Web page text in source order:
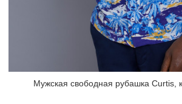
Мужская свободная рубашка Curtis,